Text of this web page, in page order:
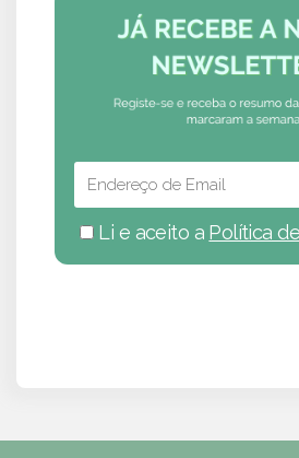
Li e aceito a Política